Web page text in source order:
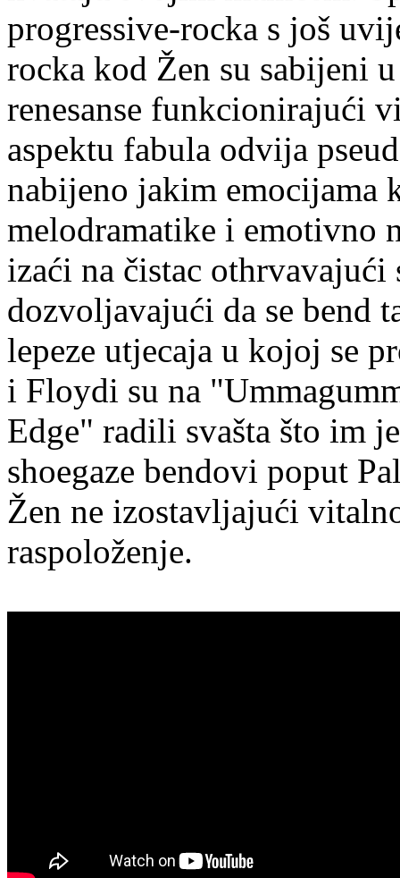
progressive-rocka s još
rocka kod Žen su sabijeni
renesanse funkcionirajući
aspektu fabula odvija
nabijeno jakim emocijama
melodramatike i emotivno
izaći na čistac
dozvoljavajući da se bend
lepeze utjecaja u kojoj se
i Floydi su na
Edge" radili svašta što im
shoegaze bendovi poput
Žen ne izostavljajući
raspoloženje.